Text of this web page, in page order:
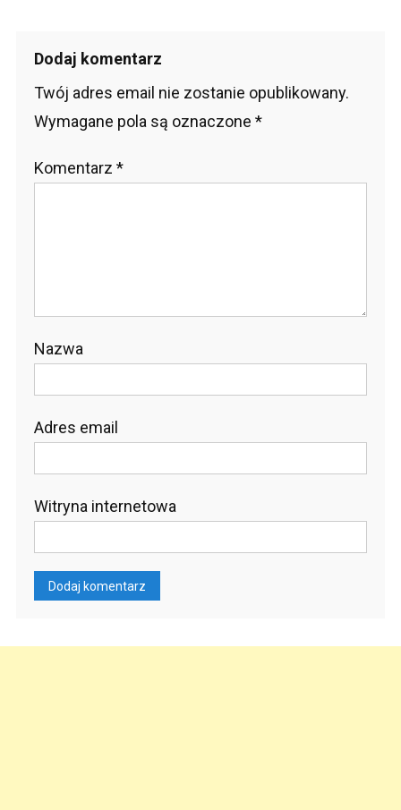
Dodaj komentarz
Twój adres email nie zostanie opublikowany.
Wymagane pola są oznaczone *
Komentarz *
Nazwa
Adres email
Witryna internetowa